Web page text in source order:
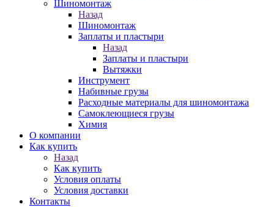
Шиномонтаж
Назад
Шиномонтаж
Заплаты и пластыри
Назад
Заплаты и пластыри
Вытяжки
Инструмент
Набивные грузы
Расходные материалы для шиномонтажа
Самоклеющиеся грузы
Химия
О компании
Как купить
Назад
Как купить
Условия оплаты
Условия доставки
Контакты